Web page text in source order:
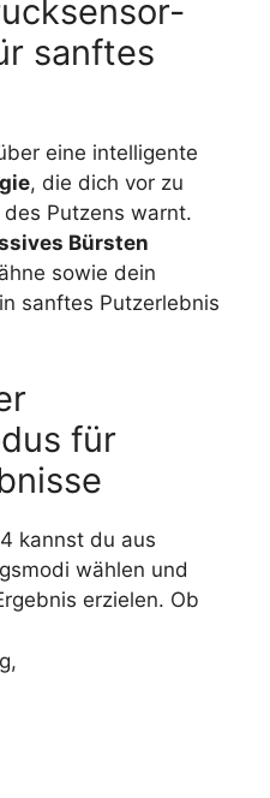
sanftes
eine intelligente
, die dich vor zu
Putzens warnt.
Bürsten
sowie dein
sanftes Putzerlebnis
für
kannst du aus
wählen und
erzielen. Ob